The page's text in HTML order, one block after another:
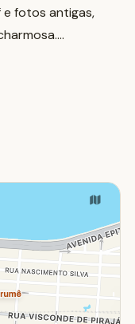
fotos antigas,
artesanais, como
Tiramisù e a
um almoço
ou para
uma
e afeto.